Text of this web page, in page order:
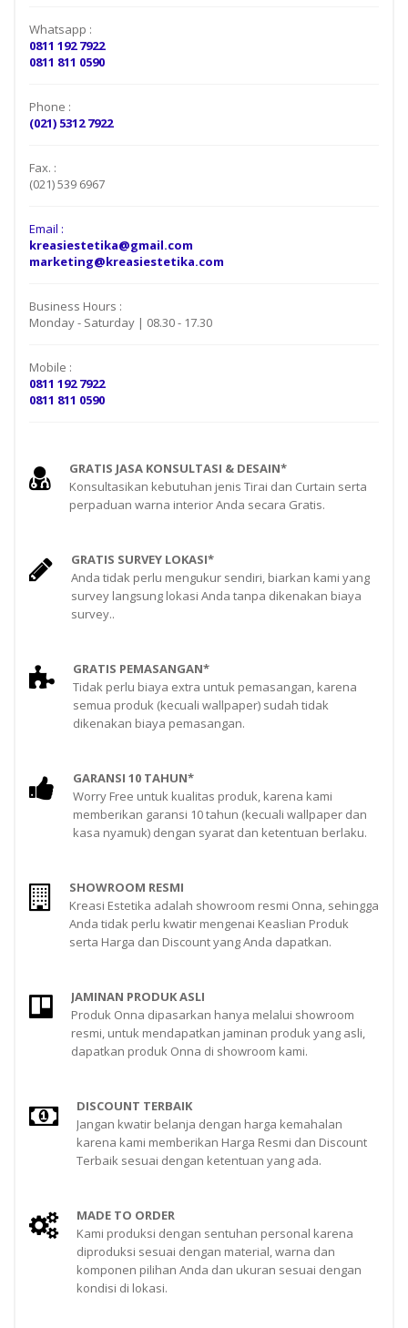
Whatsapp :
0811 192 7922
0811 811 0590
Phone :
(021) 5312 7922
Fax. :
(021) 539 6967
Email :
kreasiestetika@gmail.com
marketing@kreasiestetika.com
Business Hours :
Monday - Saturday | 08.30 - 17.30
Mobile :
0811 192 7922
0811 811 0590
GRATIS JASA KONSULTASI & DESAIN*
Konsultasikan kebutuhan jenis Tirai dan Curtain serta
perpaduan warna interior Anda secara Gratis.
GRATIS SURVEY LOKASI*
Anda tidak perlu mengukur sendiri, biarkan kami yang
survey langsung lokasi Anda tanpa dikenakan biaya
survey..
GRATIS PEMASANGAN*
Tidak perlu biaya extra untuk pemasangan, karena
semua produk (kecuali wallpaper) sudah tidak
dikenakan biaya pemasangan.
GARANSI 10 TAHUN*
Worry Free untuk kualitas produk, karena kami
memberikan garansi 10 tahun (kecuali wallpaper dan
kasa nyamuk) dengan syarat dan ketentuan berlaku.
SHOWROOM RESMI
Kreasi Estetika adalah showroom resmi Onna, sehingga
Anda tidak perlu kwatir mengenai Keaslian Produk
serta Harga dan Discount yang Anda dapatkan.
JAMINAN PRODUK ASLI
Produk Onna dipasarkan hanya melalui showroom
resmi, untuk mendapatkan jaminan produk yang asli,
dapatkan produk Onna di showroom kami.
DISCOUNT TERBAIK
Jangan kwatir belanja dengan harga kemahalan
karena kami memberikan Harga Resmi dan Discount
Terbaik sesuai dengan ketentuan yang ada.
MADE TO ORDER
Kami produksi dengan sentuhan personal karena
diproduksi sesuai dengan material, warna dan
komponen pilihan Anda dan ukuran sesuai dengan
kondisi di lokasi.